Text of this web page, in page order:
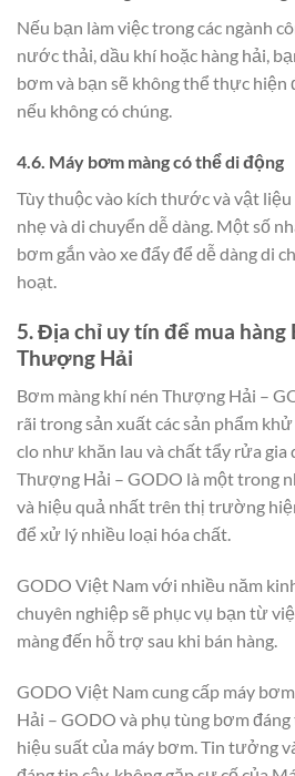
Nếu bạn làm việc trong các ngành
nước thải, dầu khí hoặc hàng hải,
bơm và bạn sẽ không thể thực hiện
nếu không có chúng.
4.6. Máy bơm màng có thể di động
Tùy thuộc vào kích thước và vật
nhẹ và di chuyển dễ dàng. Một số
bơm gắn vào xe đẩy để dễ dàng di
hoạt.
5. Địa chỉ uy tín để mua hàng
Thượng Hải
Bơm màng khí nén Thượng Hải –
rãi trong sản xuất các sản phẩm
clo như khăn lau và chất tẩy rửa gia
Thượng Hải – GODO là một trong
và hiệu quả nhất trên thị trường
để xử lý nhiều loại hóa chất.
GODO Việt Nam với nhiều năm
chuyên nghiệp sẽ phục vụ bạn từ
màng đến hỗ trợ sau khi bán hàng.
GODO Việt Nam cung cấp máy
Hải – GODO và phụ tùng bơm đáng
hiệu suất của máy bơm. Tin tưởng